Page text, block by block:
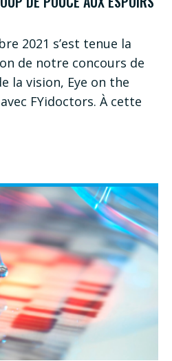
2021 s’est tenue la
de notre concours de
la vision, Eye on the
FYidoctors. À cette